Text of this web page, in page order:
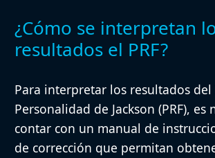
¿Cómo se interpretan
resultados el PRF?
Para interpretar los resultados
Personalidad de Jackson (PRF), es
contar con un manual de
de corrección que permitan